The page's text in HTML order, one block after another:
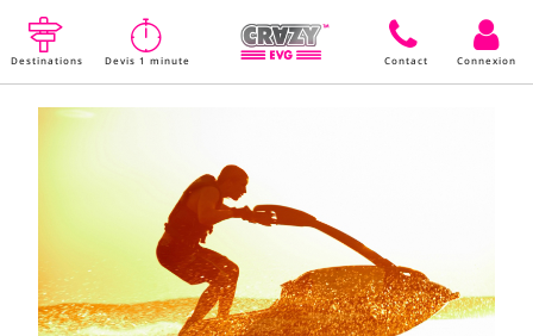
Destinations Devis 1 minute Contact Connexion